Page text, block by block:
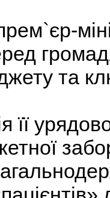
та
її